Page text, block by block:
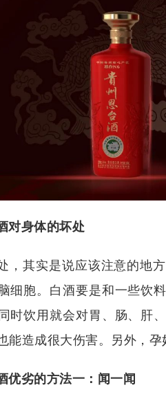
对身体的坏处
，其实是说应该注意的地
细胞。白酒要是和一些饮
时饮用就会对胃、肠、肝
能造成很大伤害。另外，孕
优劣的方法一：闻一闻